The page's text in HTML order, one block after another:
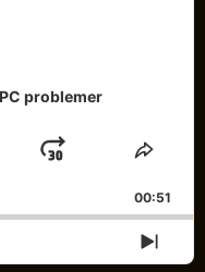
problemer
Jump
Forward
Share
00:51
Next